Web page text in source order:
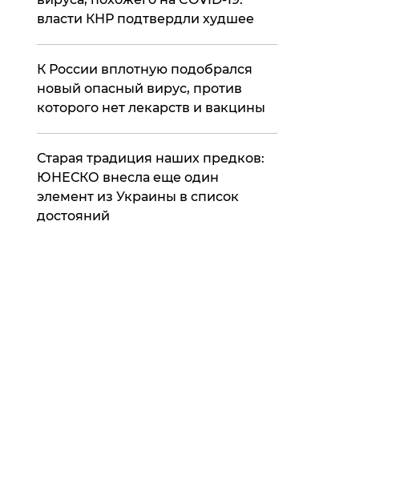
власти КНР подтвердли худшее
К России вплотную подобрался
новый опасный вирус, против
которого нет лекарств и вакцины
​Старая традиция наших предков:
ЮНЕСКО внесла еще один
элемент из Украины в список
достояний